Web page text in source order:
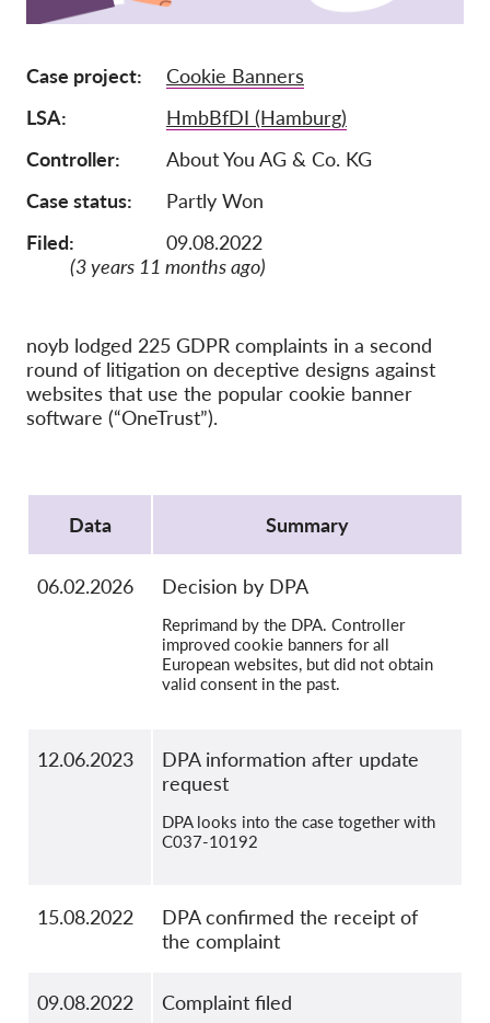
Tax deductability
Su di noi
Team
Rapporti annuali
FAQs
Lavora con noi
OnionShare
Media
GDPRhub
Case project
Cookie Banners
LSA
HmbBfDI (Hamburg)
Controller
About You AG & Co. KG
Case status
Partly Won
Filed:
09.08.2022
(3 years 11 months ago)
noyb lodged 225 GDPR complaints in a second
round of litigation on deceptive designs against
websites that use the popular cookie banner
software (“OneTrust”).
Data
Summary
06.02.2026 Decision by DPA
Reprimand by the DPA. Controller
improved cookie banners for all
European websites, but did not obtain
valid consent in the past.
12.06.2023
DPA information after update
request
DPA looks into the case together with
C037-10192
15.08.2022
DPA confirmed the receipt of
the complaint
09.08.2022 Complaint filed